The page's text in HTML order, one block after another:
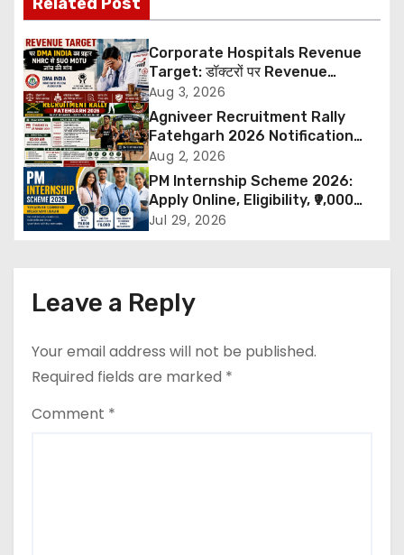
t
n
a
v
i
g
t
o
n
Corporate Hospitals Revenue
Target: डॉक्टरों पर Revenue
Targets थोपने के खिलाफ DMA India
का बड़ा कदम, NHRC से Suo Motu जांच
की मांग
Aug 3, 2026
Agniveer Recruitment Rally
Fatehgarh 2026 Notification
Out – Rajput Regimental Centre
Rally Schedule, Eligibility,
Documents & Selection Process
Aug 2, 2026
PM Internship Scheme 2026:
Apply Online, Eligibility, ₹9,000
Stipend, Benefits, Selection
Jul 29, 2026
Leave a Reply
Your email address will not be published.
Required fields are marked *
Comment *